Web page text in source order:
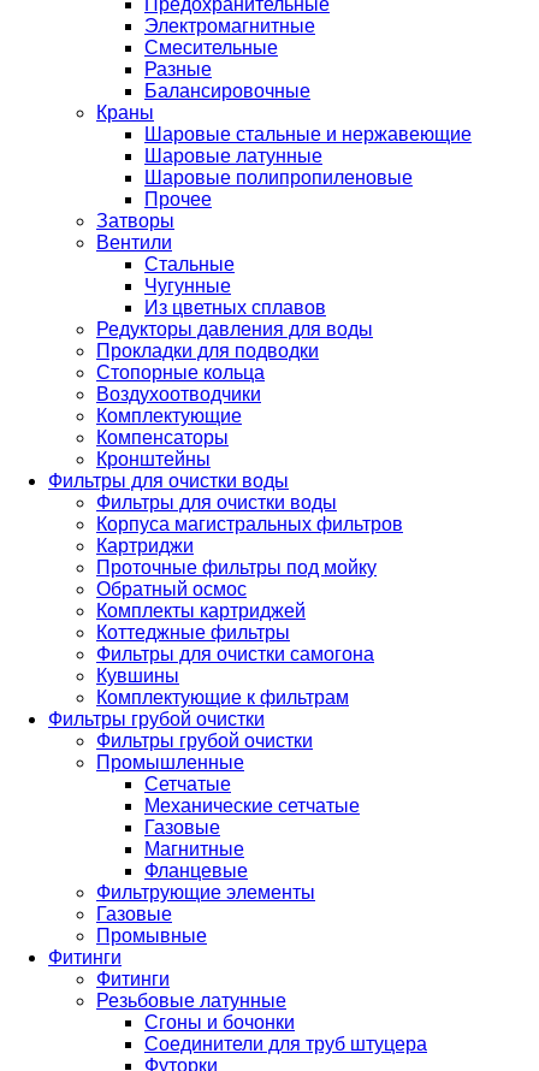
Предохранительные
Электромагнитные
Смесительные
Разные
Балансировочные
Краны
Шаровые стальные и нержавеющие
Шаровые латунные
Шаровые полипропиленовые
Прочее
Затворы
Вентили
Стальные
Чугунные
Из цветных сплавов
Редукторы давления для воды
Прокладки для подводки
Стопорные кольца
Воздухоотводчики
Комплектующие
Компенсаторы
Кронштейны
Фильтры для очистки воды
Фильтры для очистки воды
Корпуса магистральных фильтров
Картриджи
Проточные фильтры под мойку
Обратный осмос
Комплекты картриджей
Коттеджные фильтры
Фильтры для очистки самогона
Кувшины
Комплектующие к фильтрам
Фильтры грубой очистки
Фильтры грубой очистки
Промышленные
Сетчатые
Механические сетчатые
Газовые
Магнитные
Фланцевые
Фильтрующие элементы
Газовые
Промывные
Фитинги
Фитинги
Резьбовые латунные
Сгоны и бочонки
Соединители для труб штуцера
Футорки